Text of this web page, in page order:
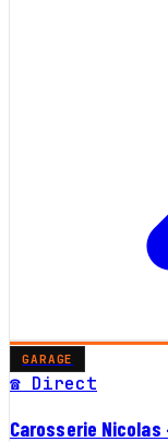
GARAGE
☎ Direct
Carosserie